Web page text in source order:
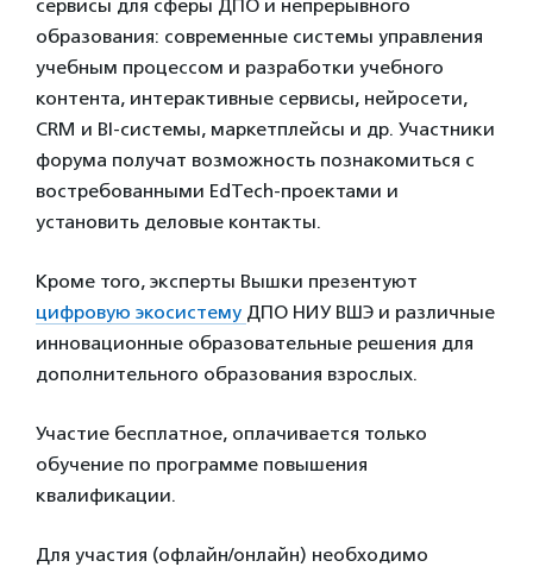
сервисы для сферы ДПО и непрерывного
образования: современные системы управления
учебным процессом и разработки учебного
контента, интерактивные сервисы, нейросети,
CRM и BI-системы, маркетплейсы и др. Участники
форума получат возможность познакомиться с
востребованными EdTech-проектами и
установить деловые контакты.
Кроме того, эксперты Вышки презентуют
цифровую экосистему ДПО НИУ ВШЭ и различные
инновационные образовательные решения для
дополнительного образования взрослых.
Участие бесплатное, оплачивается только
обучение по программе повышения
квалификации.
Для участия (офлайн/онлайн) необходимо